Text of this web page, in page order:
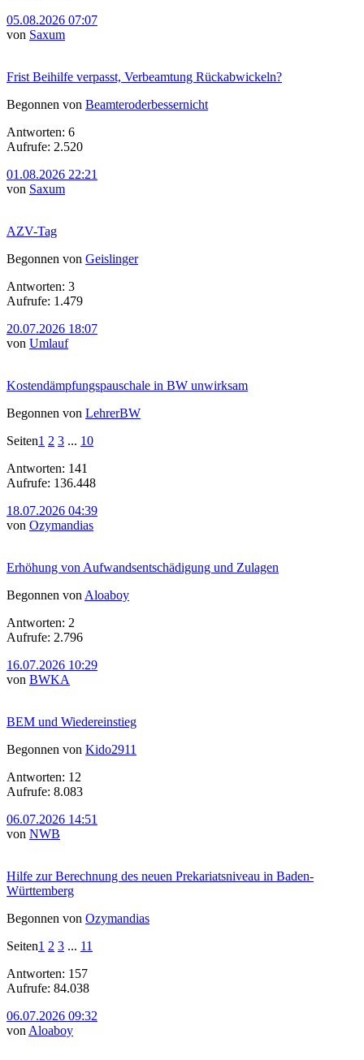
05.08.2026 07:07
von Saxum
Frist Beihilfe verpasst, Verbeamtung Rückabwickeln?
Begonnen von Beamteroderbessernicht
Antworten: 6
Aufrufe: 2.520
01.08.2026 22:21
von Saxum
AZV-Tag
Begonnen von Geislinger
Antworten: 3
Aufrufe: 1.479
20.07.2026 18:07
von Umlauf
Kostendämpfungspauschale in BW unwirksam
Begonnen von LehrerBW
Seiten1 2 3 ... 10
Antworten: 141
Aufrufe: 136.448
18.07.2026 04:39
von Ozymandias
Erhöhung von Aufwandsentschädigung und Zulagen
Begonnen von Aloaboy
Antworten: 2
Aufrufe: 2.796
16.07.2026 10:29
von BWKA
BEM und Wiedereinstieg
Begonnen von Kido2911
Antworten: 12
Aufrufe: 8.083
06.07.2026 14:51
von NWB
Hilfe zur Berechnung des neuen Prekariatsniveau in Baden-
Württemberg
Begonnen von Ozymandias
Seiten1 2 3 ... 11
Antworten: 157
Aufrufe: 84.038
06.07.2026 09:32
von Aloaboy